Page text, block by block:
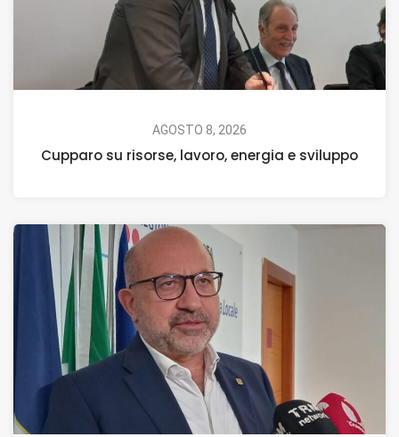
AGOSTO 8, 2026
Cupparo su risorse, lavoro, energia e sviluppo